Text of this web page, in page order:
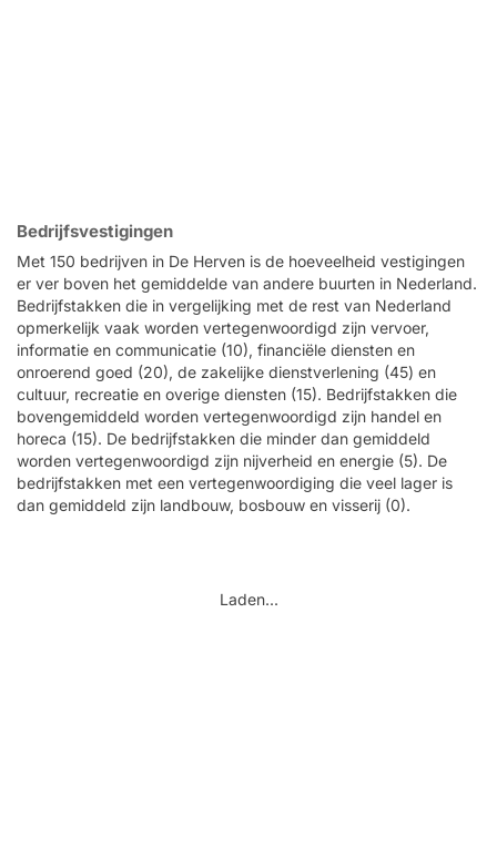
Bedrijfsvestigingen
Met 150 bedrijven in De Herven is de hoeveelheid vestigingen
er ver boven het gemiddelde van andere buurten in Nederland.
Bedrijfstakken die in vergelijking met de rest van Nederland
opmerkelijk vaak worden vertegenwoordigd zijn vervoer,
informatie en communicatie (10), financiële diensten en
onroerend goed (20), de zakelijke dienstverlening (45) en
cultuur, recreatie en overige diensten (15). Bedrijfstakken die
bovengemiddeld worden vertegenwoordigd zijn handel en
horeca (15). De bedrijfstakken die minder dan gemiddeld
worden vertegenwoordigd zijn nijverheid en energie (5). De
bedrijfstakken met een vertegenwoordiging die veel lager is
dan gemiddeld zijn landbouw, bosbouw en visserij (0).
Laden...